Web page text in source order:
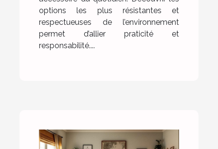
options les plus résistantes et
respectueuses de l’environnement
permet d’allier praticité et
responsabilité....